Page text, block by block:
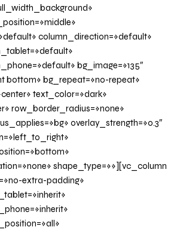
column_direction=»default»
bg_image=»135″
bottom» bg_repeat=»no-repeat»
text_color=»dark»
row_border_radius=»none»
overlay_strength=»0.3″
shape_type=»»][vc_column
extra-padding»